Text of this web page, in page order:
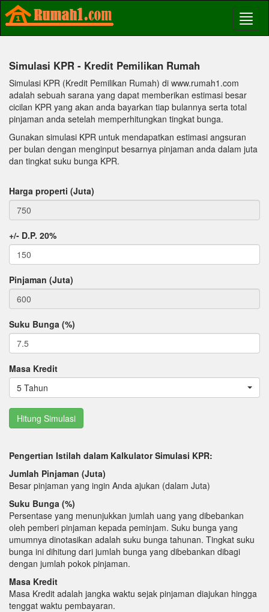
Simulasi KPR - Kredit Pemilikan Rumah
Simulasi KPR (Kredit Pemilikan Rumah) di www.rumah1.com
adalah sebuah sarana yang dapat memberikan estimasi besar
cicilan KPR yang akan anda bayarkan tiap bulannya serta total
pinjaman anda setelah memperhitungkan tingkat bunga.
Gunakan simulasi KPR untuk mendapatkan estimasi angsuran
per bulan dengan menginput besarnya pinjaman anda dalam juta
dan tingkat suku bunga KPR.
Harga properti (Juta)
+/- D.P. 20%
Pinjaman (Juta)
Suku Bunga (%)
Masa Kredit
5 Tahun
Pengertian Istilah dalam Kalkulator Simulasi KPR:
Jumlah Pinjaman (Juta)
Besar pinjaman yang ingin Anda ajukan (dalam Juta)
Suku Bunga (%)
Persentase yang menunjukkan jumlah uang yang dibebankan
oleh pemberi pinjaman kepada peminjam. Suku bunga yang
umumnya dinotasikan adalah suku bunga tahunan. Tingkat suku
bunga ini dihitung dari jumlah bunga yang dibebankan dibagi
dengan jumlah pokok pinjaman.
Masa Kredit
Masa Kredit adalah jangka waktu sejak pinjaman diajukan hingga
tenggat waktu pembayaran.